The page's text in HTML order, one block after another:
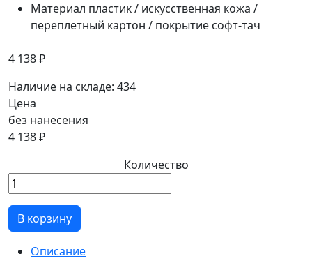
Материал пластик / искусственная кожа /
переплетный картон / покрытие софт-тач
4 138 ₽
Наличие на складе: 434
Цена
без нанесения
4 138 ₽
Количество
В корзину
Описание